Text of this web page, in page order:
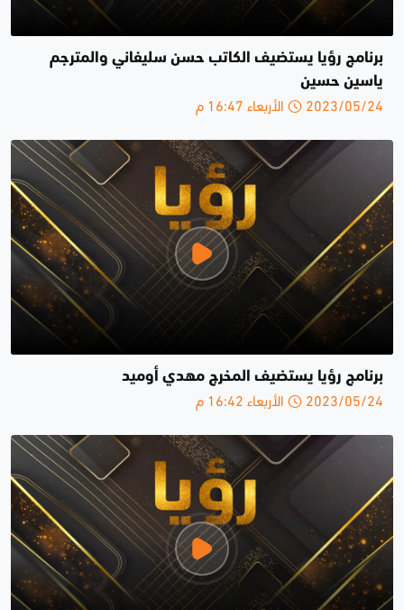
برنامج رؤيا يستضيف الكاتب حسن سليفاني والمترجم
ياسين حسين
2023/05/24 الأربعاء 16:47 م
برنامج رؤيا يستضيف المخرج مهدي أوميد
2023/05/24 الأربعاء 16:42 م